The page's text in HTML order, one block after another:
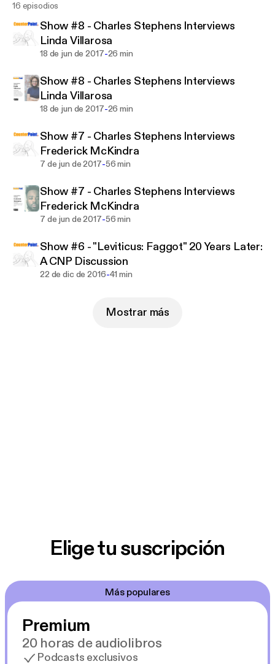
16 episodios
Show #8 - Charles Stephens Interviews
Linda Villarosa
18 de jun de 2017-26 min
Show #8 - Charles Stephens Interviews
Linda Villarosa
18 de jun de 2017-26 min
Show #7 - Charles Stephens Interviews
Frederick McKindra
7 de jun de 2017-56 min
Show #7 - Charles Stephens Interviews
Frederick McKindra
7 de jun de 2017-56 min
Show #6 - "Leviticus: Faggot" 20 Years Later:
A CNP Discussion
22 de dic de 2016-41 min
Mostrar más
Elige tu suscripción
Más populares
Premium
20 horas de audiolibros
Podcasts exclusivos